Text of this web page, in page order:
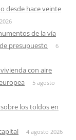
desde hace veinte
de la vía
presupuesto
6
con aire
5 agosto
los toldos en
4 agosto 2026